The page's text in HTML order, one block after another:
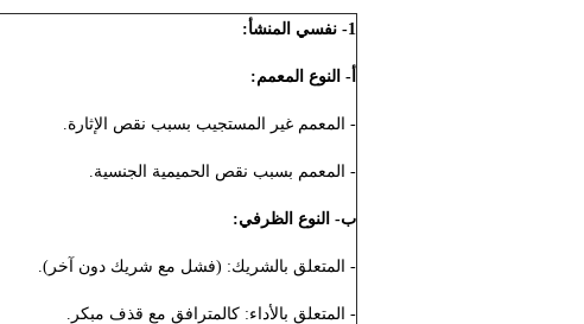
1- نفسي المنشأ:
أ- النوع المعمم:
- المعمم غير المستجيب بسبب نقص الإثارة.
- المعمم بسبب نقص الحميمية الجنسية.
ب- النوع الظرفي:
- المتعلق بالشريك: (فشل مع شريك دون آخر).
- المتعلق بالأداء: كالمترافق مع قذف مبكر.